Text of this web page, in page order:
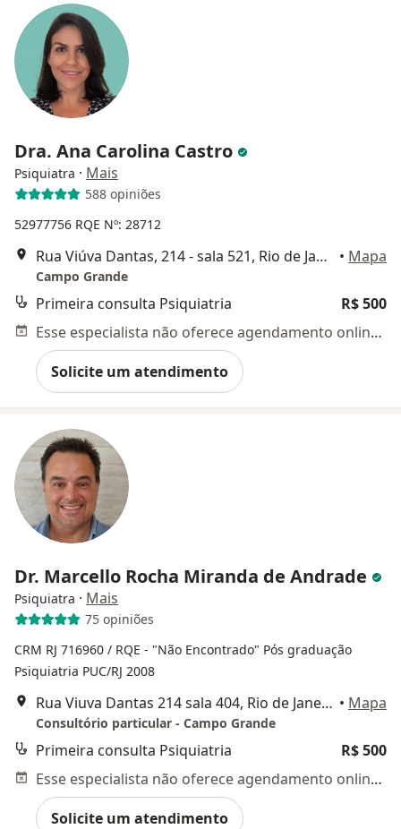
Dra. Ana Carolina Castro
Psiquiatra · Mais
588 opiniões
52977756 RQE Nº: 28712
Rua Viúva Dantas, 214 - sala 521, Rio de Janeiro • Mapa
Campo Grande
Primeira consulta Psiquiatria
R$ 500
Esse especialista não oferece agendamento online para esse endereço.
Solicite um atendimento
Dr. Marcello Rocha Miranda de Andrade
Psiquiatra · Mais
75 opiniões
CRM RJ 716960 / RQE - "Não Encontrado" Pós graduação
Psiquiatria PUC/RJ 2008
Rua Viuva Dantas 214 sala 404, Rio de Janeiro • Mapa
Consultório particular - Campo Grande
Primeira consulta Psiquiatria
R$ 500
Esse especialista não oferece agendamento online para esse endereço.
Solicite um atendimento